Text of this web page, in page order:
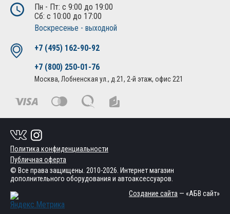
Пн - Пт: с 9:00 до 19:00
Сб: с 10:00 до 17:00
Воскресенье - выходной
+7 (495) 162-90-92
+7 (800) 250-01-76
Москва, Лобненская ул., д.21, 2-й этаж, офис 221
Политика конфиденциальности
Публичная оферта
© Все права защищены. 2010-2026. Интернет магазин
дополнительного оборудования и автоаксессуаров.
Создание сайта — «АБВ сайт»